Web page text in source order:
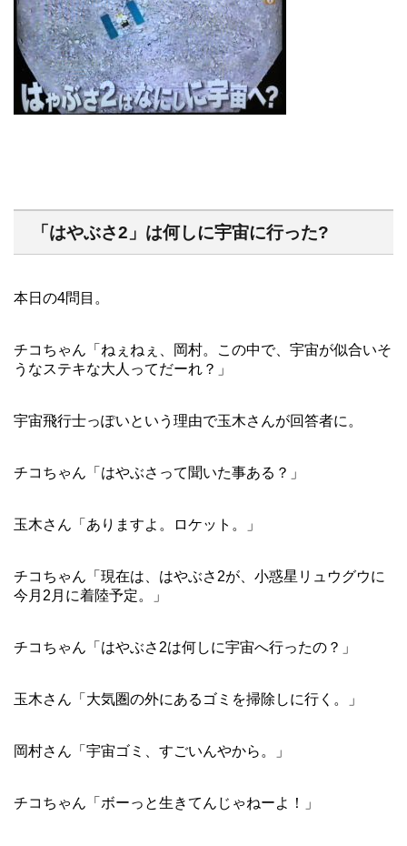
「はやぶさ2」は何しに宇宙に行った?
本日の4問目。
チコちゃん「ねぇねぇ、岡村。この中で、宇宙が似合いそ
うなステキな大人ってだーれ？」
宇宙飛行士っぽいという理由で玉木さんが回答者に。
チコちゃん「はやぶさって聞いた事ある？」
玉木さん「ありますよ。ロケット。」
チコちゃん「現在は、はやぶさ2が、小惑星リュウグウに
今月2月に着陸予定。」
チコちゃん「はやぶさ2は何しに宇宙へ行ったの？」
玉木さん「大気圏の外にあるゴミを掃除しに行く。」
岡村さん「宇宙ゴミ、すごいんやから。」
チコちゃん「ボーっと生きてんじゃねーよ！」